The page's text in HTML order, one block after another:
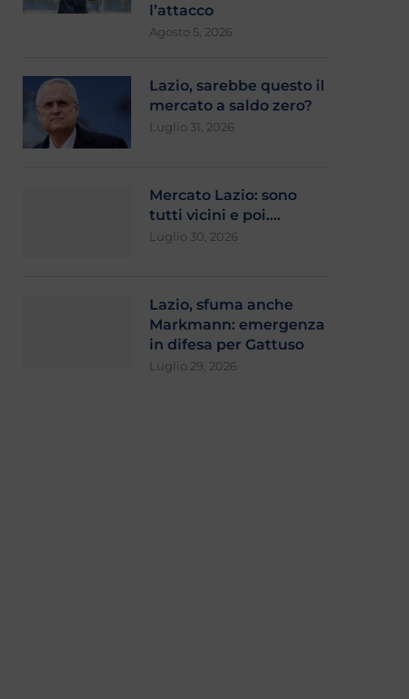
l’attacco
Agosto 5, 2026
Lazio, sarebbe questo il
mercato a saldo zero?
Luglio 31, 2026
Mercato Lazio: sono
tutti vicini e poi….
Luglio 30, 2026
Lazio, sfuma anche
Markmann: emergenza
in difesa per Gattuso
Luglio 29, 2026